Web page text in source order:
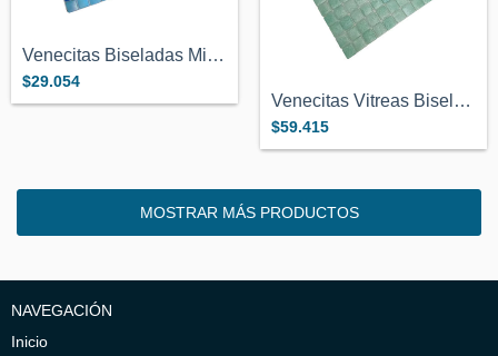
Venecitas Biseladas Mix Celestes Con Tor...
$29.054
Venecitas Vitreas Biseladas Verde Premiu...
$59.415
MOSTRAR MÁS PRODUCTOS
NAVEGACIÓN
Inicio